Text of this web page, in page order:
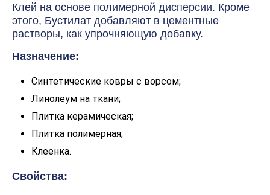
Клей на основе полимерной дисперсии. Кроме
этого, Бустилат добавляют в цементные
растворы, как упрочняющую добавку.
Назначение:
Синтетические ковры с ворсом;
Линолеум на ткани;
Плитка керамическая;
Плитка полимерная;
Клеенка.
Свойства: